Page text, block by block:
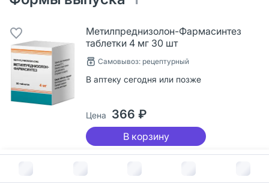
Метилпреднизолон-Фармасинтез
таблетки 4 мг 30 шт
Самовывоз: рецептурный
В аптеку сегодня или позже
Цена 366 ₽
В корзину
Пользователи также